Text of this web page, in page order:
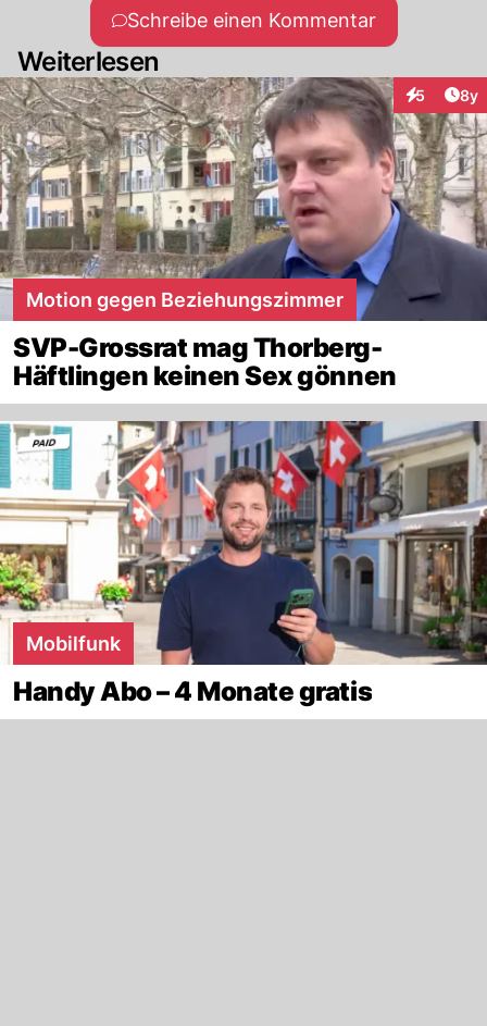
Schreibe einen Kommentar
Weiterlesen
5 8y
Motion gegen Beziehungszimmer
SVP-Grossrat mag Thorberg-
Häftlingen keinen Sex gönnen
Mobilfunk
Handy Abo – 4 Monate gratis